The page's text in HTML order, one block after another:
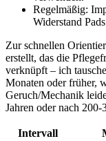
Regelmäßig:
Widerstand⁣
Zur schnellen
erstellt, das die
verknüpft – ich
⁢Monaten ⁤oder früher,
Geruch/Mechanik
Jahren oder nach
Intervall